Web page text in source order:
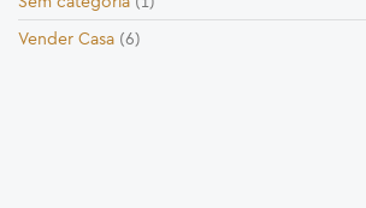
Vender Casa (6)